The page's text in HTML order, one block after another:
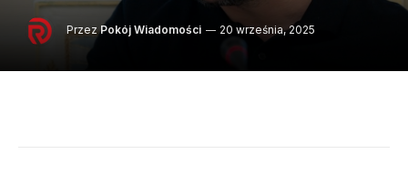
Przez Pokój Wiadomości 20 września, 2025